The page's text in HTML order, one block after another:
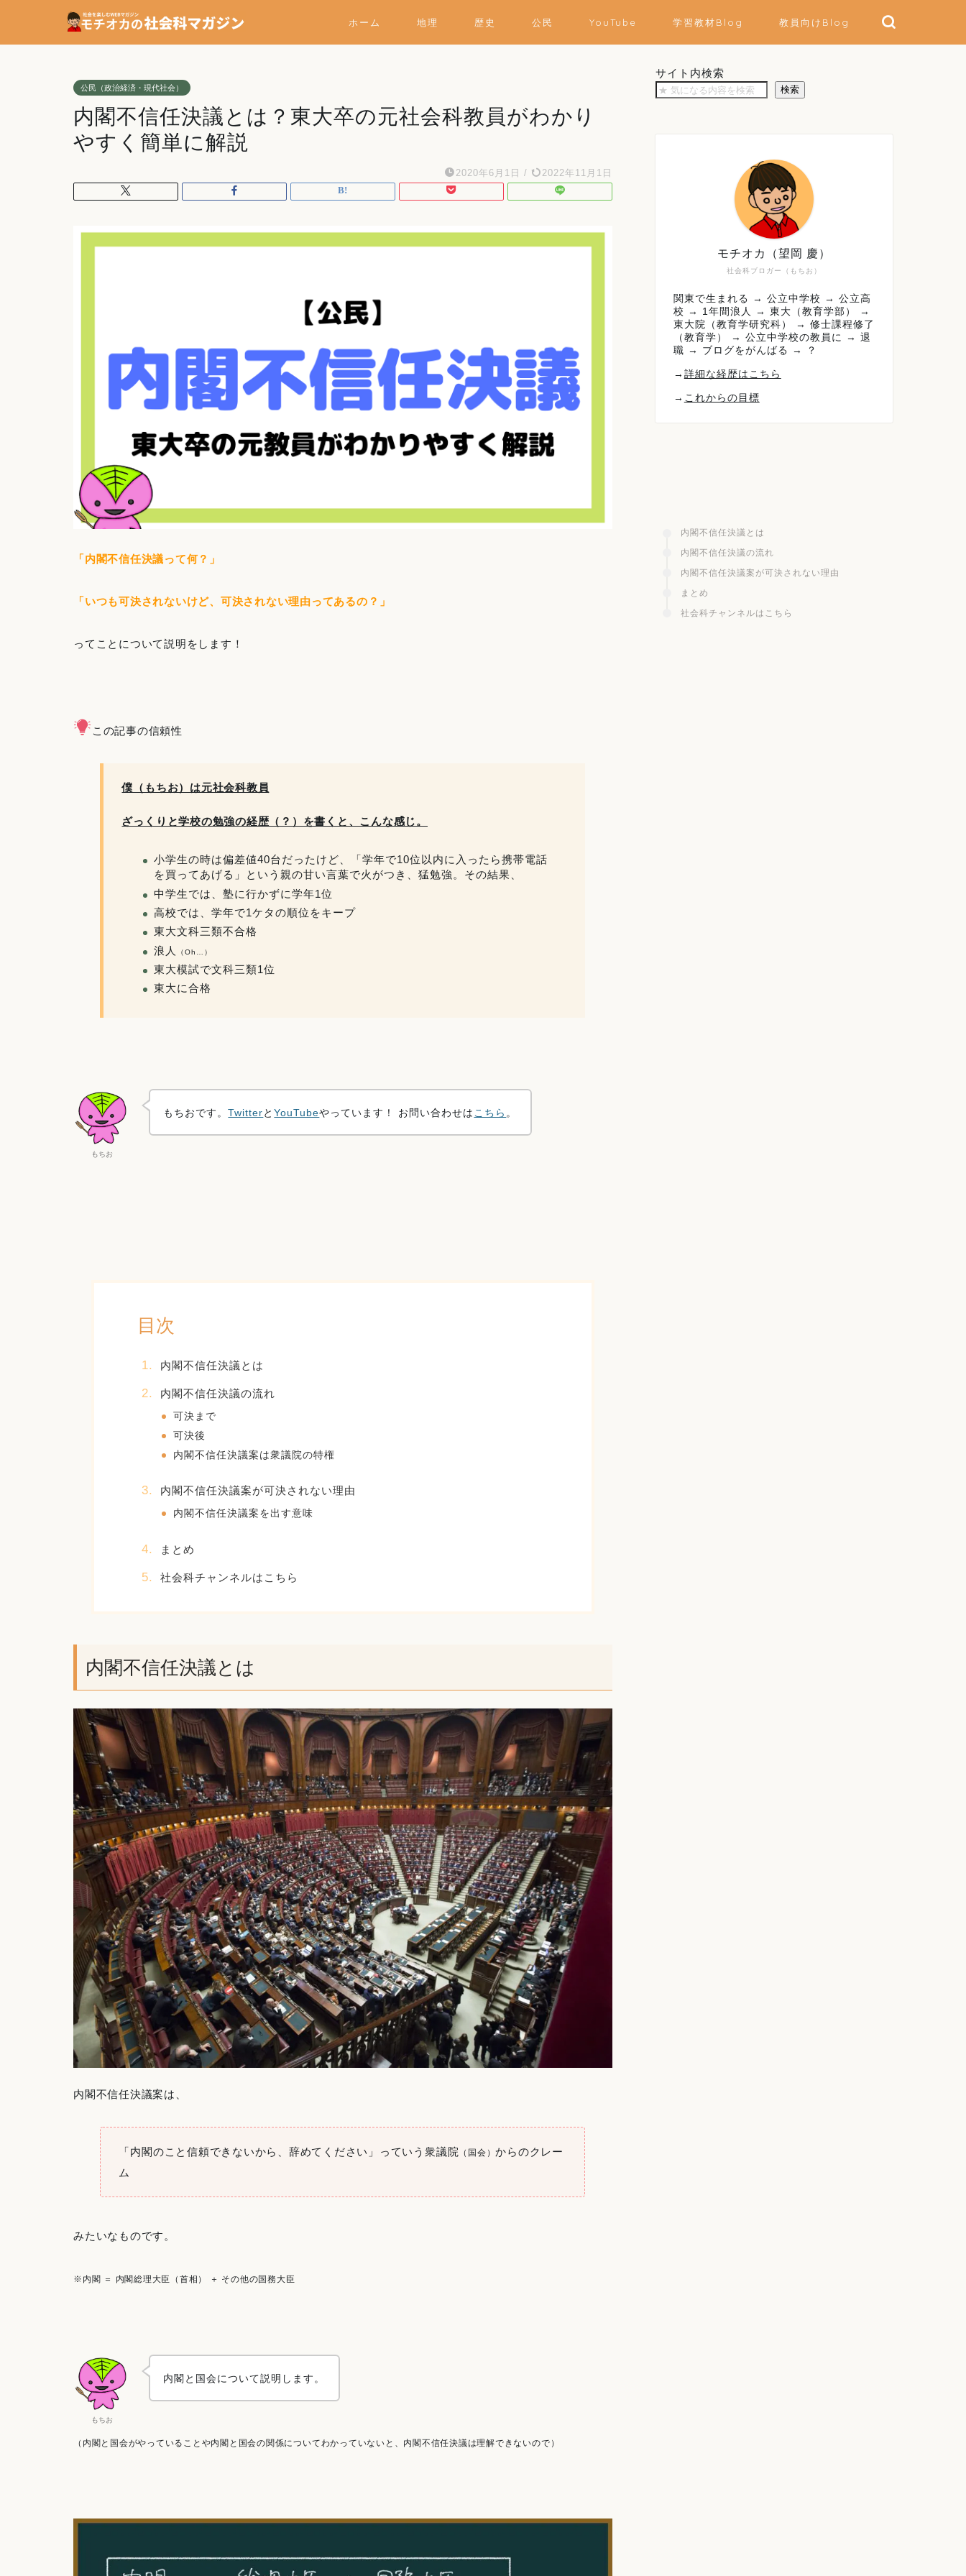
ホーム 地理 歴史 公民 YouTube 学習教材Blog 教員向けBlog
公民（政治経済・現代社会）
内閣不信任決議とは？東大卒の元社会科教員がわかり
やすく簡単に解説
2020年6月1日 / 2022年11月1日
「内閣不信任決議って何？」
「いつも可決されないけど、可決されない理由ってあるの？」
ってことについて説明をします！
この記事の信頼性
僕（もちお）は元社会科教員
ざっくりと学校の勉強の経歴（？）を書くと、こんな感じ。
小学生の時は偏差値40台だったけど、「学年で10位以内に入ったら携帯電話
を買ってあげる」という親の甘い言葉で火がつき、猛勉強。その結果、
中学生では、塾に行かずに学年1位
高校では、学年で1ケタの順位をキープ
東大文科三類不合格
浪人
（Oh…）
東大模試で文科三類1位
東大に合格
もちお
もちおです。TwitterとYouTubeやっています！ お問い合わせは こちら 。
目次
内閣不信任決議とは
内閣不信任決議の流れ
可決まで
可決後
内閣不信任決議案は衆議院の特権
内閣不信任決議案が可決されない理由
内閣不信任決議案を出す意味
まとめ
社会科チャンネルはこちら
内閣不信任決議とは
内閣不信任決議案は、
「内閣のこと信頼できないから、辞めてください」っていう衆議院 （国会）からのクレー
ム
みたいなものです。
※内閣 ＝ 内閣総理大臣（首相） ＋ その他の国務大臣
もちお
内閣と国会について説明します。
（内閣と国会がやっていることや内閣と国会の関係についてわかっていないと、内閣不信任決議は理解できないので）
サイト内検索
検索
社会科ブロガー（もちお）
モチオカ（望岡 慶）
関東で生まれる → 公立中学校 → 公立高
校 → 1年間浪人 → 東大（教育学部） →
東大院（教育学研究科） → 修士課程修了
（教育学） → 公立中学校の教員に → 退
職 → ブログをがんばる → ？
→ 詳細な経歴はこちら
→ これからの目標
内閣不信任決議とは
内閣不信任決議の流れ
内閣不信任決議案が可決されない理由
まとめ
社会科チャンネルはこちら